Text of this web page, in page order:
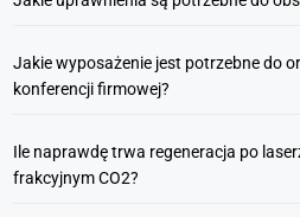
Jakie wyposażenie jest potrzebne do
konferencji firmowej?
Ile naprawdę trwa regeneracja po
frakcyjnym CO2?